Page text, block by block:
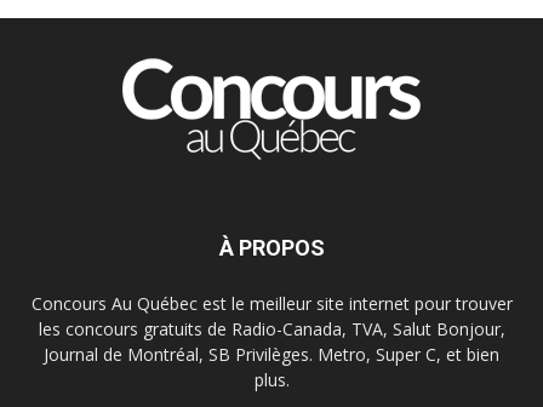
À PROPOS
Concours Au Québec est le meilleur site internet pour trouver
les concours gratuits de Radio-Canada, TVA, Salut Bonjour,
Journal de Montréal, SB Privilèges. Metro, Super C, et bien
plus.